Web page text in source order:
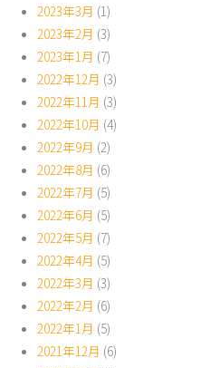
2023年3月 (1)
2023年2月 (3)
2023年1月 (7)
2022年12月 (3)
2022年11月 (3)
2022年10月 (4)
2022年9月 (2)
2022年8月 (6)
2022年7月 (5)
2022年6月 (5)
2022年5月 (7)
2022年4月 (5)
2022年3月 (3)
2022年2月 (6)
2022年1月 (5)
2021年12月 (6)